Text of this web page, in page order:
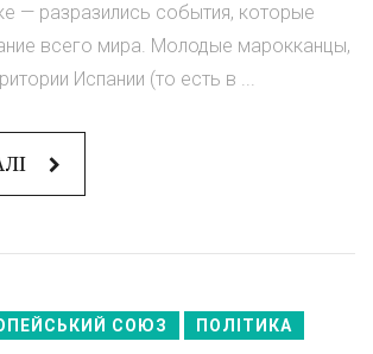
— разразились события, которые
всего мира. Молодые марокканцы,
Испании (то есть в ...
СОЮЗ ПОЛІТИКА